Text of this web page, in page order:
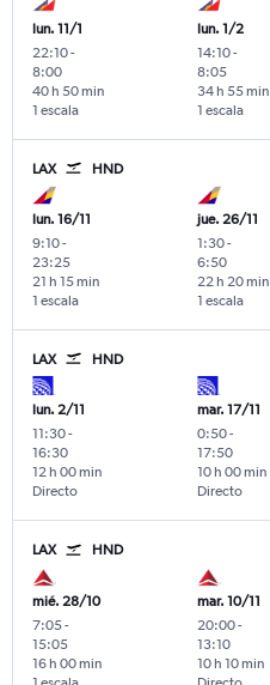
lun. 11/1
22:10-
8:00
1 escala
40 h 50 min
lun. 1/2
14:10-
8:05
1 escala
34 h 55 min
LAX HND
lun. 16/11
9:10-
23:25
1 escala
21 h 15 min
jue. 26/11
1:30-
6:50
1 escala
22 h 20 min
LAX HND
lun. 2/11
11:30-
16:30
Directo
12 h 00 min
mar. 17/11
0:50-
17:50
Directo
10 h 00 min
LAX HND
mié. 28/10
7:05-
15:05
16 h 00 min
mar. 10/11
20:00-
13:10
10 h 10 min